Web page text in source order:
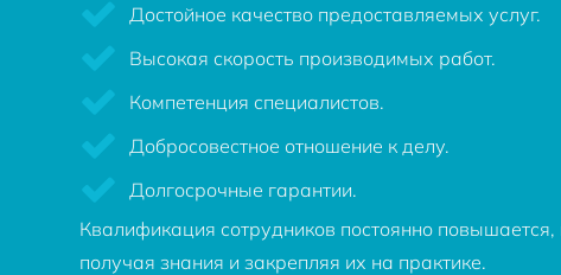
Достойное качество предоставляемых услуг.
Высокая скорость производимых работ.
Компетенция специалистов.
Добросовестное отношение к делу.
Долгосрочные гарантии.
Квалификация сотрудников постоянно
получая знания и закрепляя их на практике.